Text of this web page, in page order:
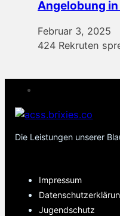
Angelobung
Februar 3, 2025
424 Rekruten
Die Leistungen unserer
Impressum
Jugendschutz